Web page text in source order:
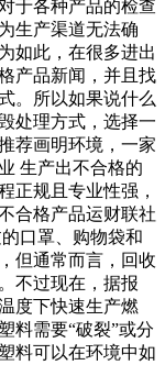
于各种产品的检查
生产渠道无法确
如此，在很多进出
产品新闻，并且找
。所以如果说什么
处理方式，选择一
荐画明环境，一家
生产出不合格的
正规且专业性强，
合格产品运财联社
口罩、购物袋和
但通常而言，回收
不过现在，据报
度下快速生产燃
料需要“破裂”或分
料可以在环境中如